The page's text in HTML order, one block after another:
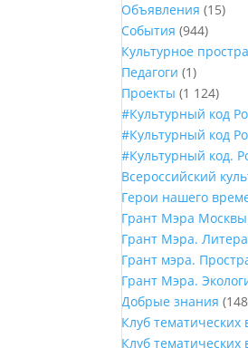
Объявления (15)
События (944)
Культурное
Педагоги (1)
Проекты (1 124)
#Культурный код
#Культурный код
#Культурный код.
Всероссийский
Герои нашего
Грант Мэра
Грант Мэра.
Грант мэра.
Грант Мэра.
Добрые знания
Клуб
Клуб тематических